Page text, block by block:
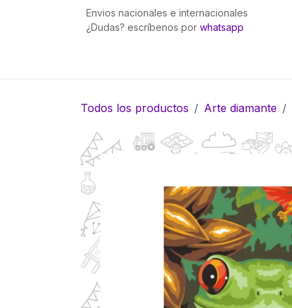
Envios nacionales e internacionales
¿Dudas? escríbenos por whatsapp
Todos los productos Arte diamante